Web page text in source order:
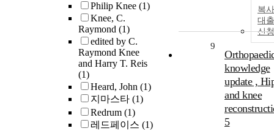
Philip Knee (1)
Knee, C.
Raymond (1)
edited by C.
Raymond Knee
and Harry T. Reis
(1)
Heard, John (1)
지마스타 (1)
Redrum (1)
레드페이스 (1)
복
대출
신청
9
knowledge
update ,
and knee
5